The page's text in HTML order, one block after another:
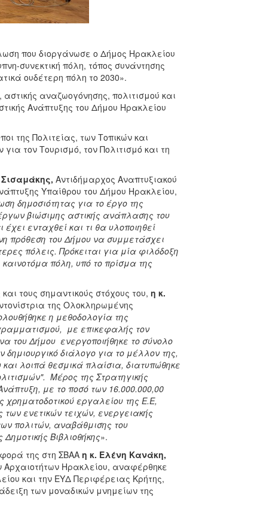
που διοργάνωσε ο Δήμος Ηρακλείου
συνεκτική πόλη, τόπος συνάντησης
ουδέτερη πόλη το 2030».
αναζωογόνησης, πολιτισμού και
Ανάπτυξης του Δήμου Ηρακλείου
της Πολιτείας, των Τοπικών και
τον Τουρισμό, τον Πολιτισμό και τη
Αντιδήμαρχος Αναπτυξιακού
Υπαίθρου του Δήμου Ηρακλείου,
δημοσιότητας για το έργο της
βιώσιμης αστικής ανάπλασης του
ενταχθεί και τι θα υλοποιηθεί
πρόθεση του Δήμου να συμμετάσχει
πόλεις. Πρόκειται για μία φιλόδοξη
πόλη, υπό το πρίσμα της
τους σημαντικούς στόχους του, η κ.
της Ολοκληρωμένης
η μεθοδολογία της
με επικεφαλής τον
του Δήμου ενεργοποιήθηκε το σύνολο
διάλογο για το μέλλον της,
λοιπά θεσμικά πλαίσια, διατυπώθηκε
Μέρος της Στρατηγικής
με το ποσό των 16.000.000,00
εργαλείου της Ε.Ε,
ενετικών τειχών, ενεργειακής
πολιτών, αναβάθμισης του
Βιβλιοθήκης».
της στη ΣΒΑΑ η κ. Ελένη Κανάκη,
Αρχαιοτήτων Ηρακλείου, αναφέρθηκε
και την ΕΥΔ Περιφέρειας Κρήτης,
των μοναδικών μνημείων της